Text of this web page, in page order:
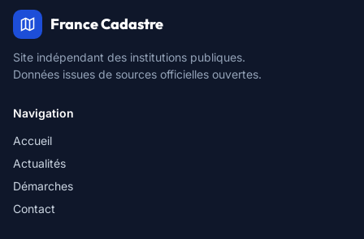
France Cadastre
Site indépendant des institutions publiques.
Données issues de sources officielles ouvertes.
Navigation
Accueil
Actualités
Démarches
Contact